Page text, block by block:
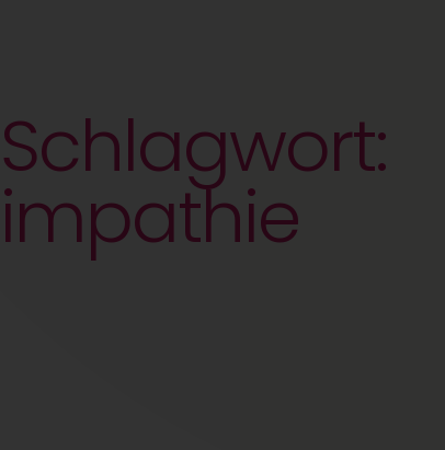
Schlagwort:
impathie